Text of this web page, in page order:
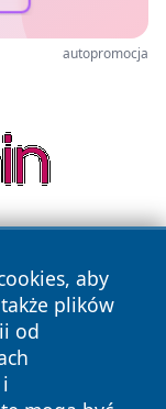
autopromocja
aby
także plików
od
prawa